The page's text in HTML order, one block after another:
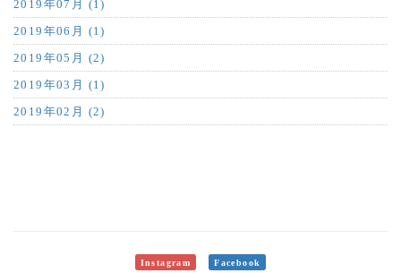
2019年07月 (1)
2019年06月 (1)
2019年05月 (2)
2019年03月 (1)
2019年02月 (2)
Instagram Facebook